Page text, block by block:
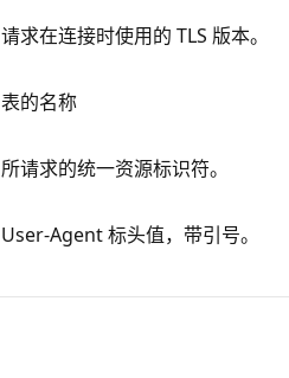
请求在连接时使用的 TLS 版本。
表的名称
所请求的统一资源标识符。
User-Agent 标头值，带引号。